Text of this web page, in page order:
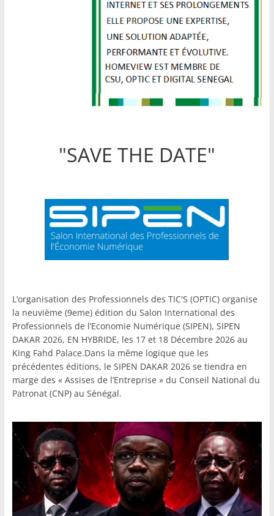
"SAVE THE DATE"
L’organisation des Professionnels des TIC'S (OPTIC) organise
la neuvième (9eme) édition du Salon International des
Professionnels de l’Economie Numérique (SIPEN), SIPEN
DAKAR 2026, EN HYBRIDE, les 17 et 18 Décembre 2026 au
King Fahd Palace.Dans la même logique que les
précédentes éditions, le SIPEN DAKAR 2026 se tiendra en
marge des « Assises de l’Entreprise » du Conseil National du
Patronat (CNP) au Sénégal.